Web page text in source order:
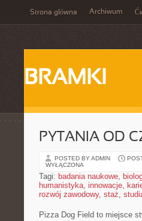
Strona główna Archiwum
BRAMKI
PYTANIA OD
POSTED BY ADMIN
WYŁĄCZONA
Tagi: badania naukowe,
humanistyka, innowacje,
rozwój zawodowy, staż,
Pizza Dog Field to miejsce